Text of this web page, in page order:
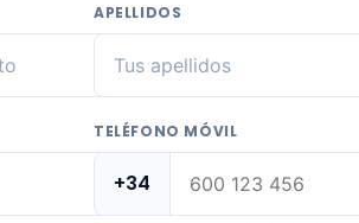
APELLIDOS
TELÉFONO MÓVIL
+34